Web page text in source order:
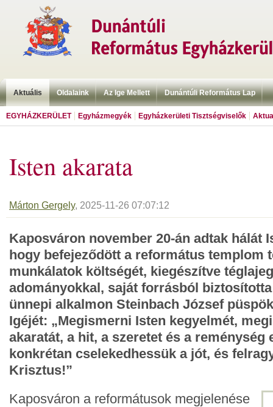
Aktuális Oldalaink Az Ige Mellett Dunántúli Református Lap
EGYHÁZKERÜLET Egyházmegyék Egyházkerületi Tisztségviselők
Isten akarata
Márton Gergely, 2025-11-26 07:07:12
Kaposváron november 20-án adtak hálát
hogy befejeződött a református templom
munkálatok költségét, kiegészítve
adományokkal, saját forrásból
ünnepi alkalmon Steinbach József
Igéjét: „Megismerni Isten kegyelmét,
akaratát, a hit, a szeretet és a reménység
konkrétan cselekedhessük a jót, és
Krisztus!”
Kaposváron a reformátusok megjelenése